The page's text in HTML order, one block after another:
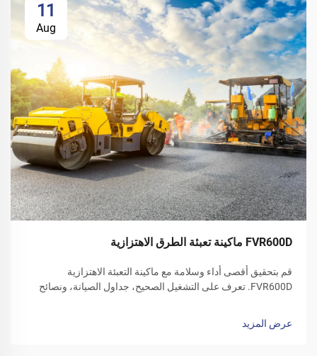
11
Aug
FVR600D ماكينة تعبئة الطرق الاهتزازية
قم بتحقيق أقصى أداء وسلامة مع ماكينة التعبئة الاهتزازية
FVR600D. تعرف على التشغيل الصحيح، جداول الصيانة، ونصائح
عرض المزيد